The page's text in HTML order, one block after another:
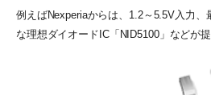
例えばNexperiaからは、1.2～5.5V入力
な理想ダイオードIC「NID5100」などが